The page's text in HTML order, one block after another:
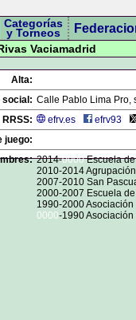
Categorías
y Torneos
Vaciamadrid
Alta:
social: Calle Pablo Lima Pro,
RRSS:
efrv.es
efrv93
juego:
2014-0000Escuela de
2010-2014
2007-2010 San
2000-2007 Escuela
1990-2000
0000-1990